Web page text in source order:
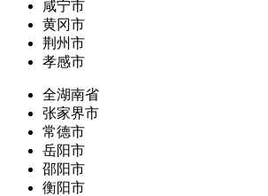
咸宁市
黄冈市
荆州市
孝感市
全湖南省
张家界市
常德市
岳阳市
邵阳市
衡阳市